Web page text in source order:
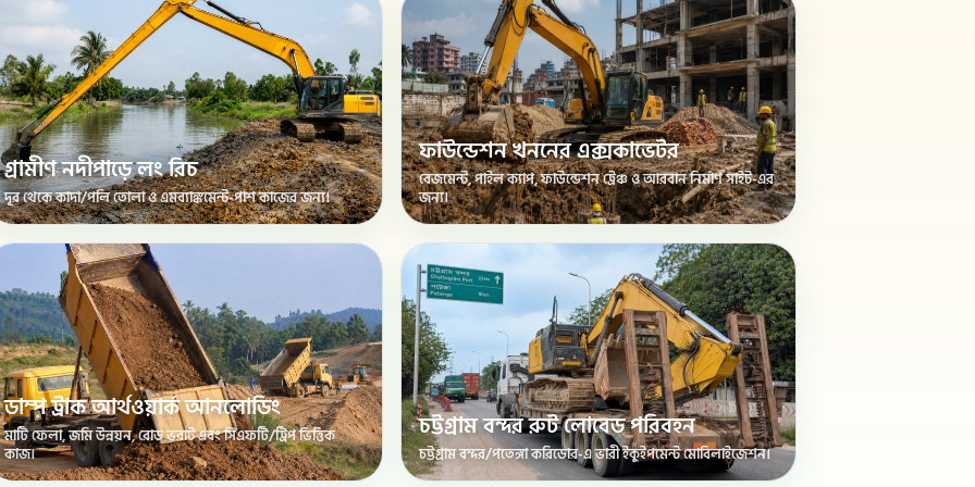
গ্রামীণ নদীপাড়ে লং রিচ
দূর থেকে কাদা/পলি তোলা ও এমব্যাঙ্কমেন্ট-পাশ কাজের জন্য।
ফাউন্ডেশন খননের এক্সকাভেটর
বেজমেন্ট, পাইল ক্যাপ, ফাউন্ডেশন ট্রেঞ্চ ও আরবান নির্মাণ সাইট-এর
জন্য।
ডাম্প ট্রাক আর্থওয়ার্ক আনলোডিং
মাটি ফেলা, জমি উন্নয়ন, রোড ভরাট এবং সিএফটি/ট্রিপ ভিত্তিক
কাজ।
চট্টগ্রাম বন্দর রুট লোবেড পরিবহন
চট্টগ্রাম বন্দর/পতেঙ্গা করিডোর-এ ভারী ইকুইপমেন্ট মোবিলাইজেশন।